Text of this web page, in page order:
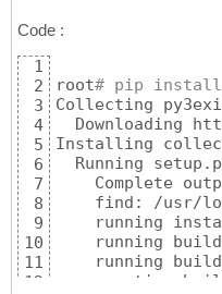
Code :
1
2
3
4
5
6
7
8
9
10
11
12
root# pip install
Collecting
Downloading
Installing
Running
Complete
find: /usr/
running
    running build
running
creating